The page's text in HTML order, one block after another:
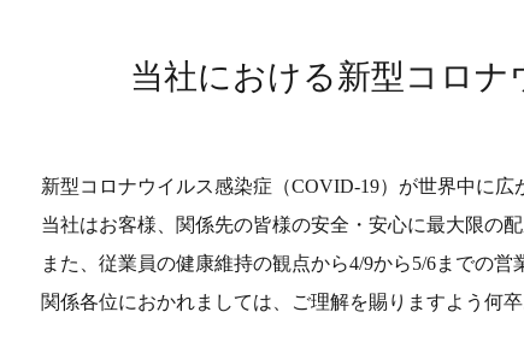
当社における新型コロ
新型コロナウイルス感染症（COVID-19）が世界中に
当社はお客様、関係先の皆様の安全・安心に最大限の
また、従業員の健康維持の観点から4/9から5/6までの営
関係各位におかれましては、ご理解を賜りますよう何卒